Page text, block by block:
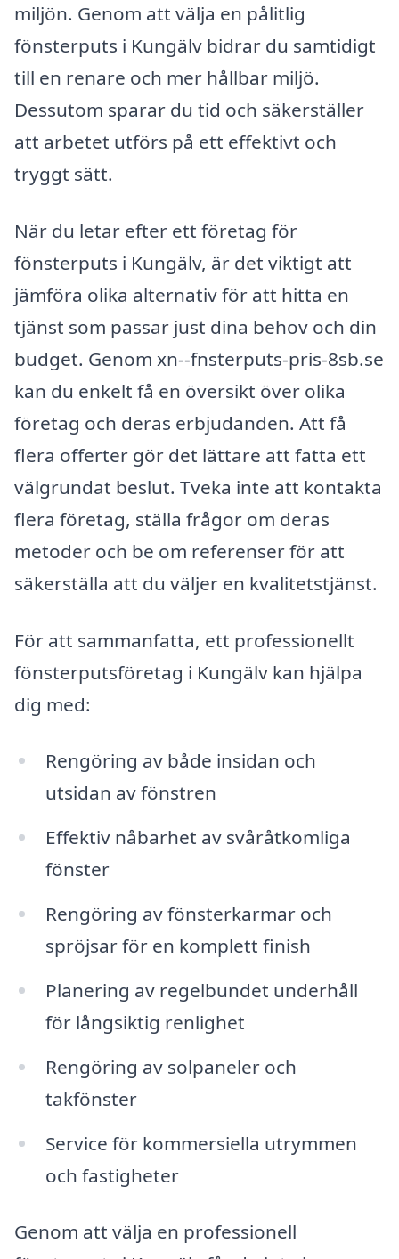
miljön. Genom att välja en pålitlig
fönsterputs i Kungälv bidrar du samtidigt
till en renare och mer hållbar miljö.
Dessutom sparar du tid och säkerställer
att arbetet utförs på ett effektivt och
tryggt sätt.
När du letar efter ett företag för
fönsterputs i Kungälv, är det viktigt att
jämföra olika alternativ för att hitta en
tjänst som passar just dina behov och din
budget. Genom xn--fnsterputs-pris-8sb.se
kan du enkelt få en översikt över olika
företag och deras erbjudanden. Att få
flera offerter gör det lättare att fatta ett
välgrundat beslut. Tveka inte att kontakta
flera företag, ställa frågor om deras
metoder och be om referenser för att
säkerställa att du väljer en kvalitetstjänst.
För att sammanfatta, ett professionellt
fönsterputsföretag i Kungälv kan hjälpa
dig med:
Rengöring av både insidan och
utsidan av fönstren
Effektiv nåbarhet av svåråtkomliga
fönster
Rengöring av fönsterkarmar och
spröjsar för en komplett finish
Planering av regelbundet underhåll
för långsiktig renlighet
Rengöring av solpaneler och
takfönster
Service för kommersiella utrymmen
och fastigheter
Genom att välja en professionell